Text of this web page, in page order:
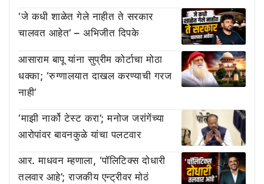
‘जे कधी शाळेत गेले नाहीत ते सरकार
चालवत आहेत’ – अभिजीत दिपके
आसाराम बापू यांना सुप्रीम कोर्टाचा मोठा
धक्का; ‘रुग्णालयात दाखल करण्याची गरज
नाही’
‘माझी नार्को टेस्ट करा’; मनोज जरांगेंच्या
आरोपांवर बावनकुळे यांचा पलटवार
आर. माधवन म्हणाला, ‘पॉलिटिक्स दोधारी
तलवार आहे’; राजकीय एन्ट्रीवर मोठं